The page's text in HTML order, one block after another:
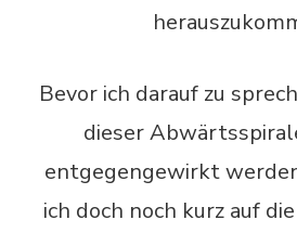
Bevor ich darauf zu
dieser
entgegengewirkt
ich doch noch kurz auf